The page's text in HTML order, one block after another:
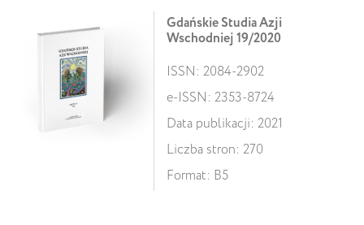
Gdańskie Studia Azji
Wschodniej 19/2020
ISSN: 2084-2902
e-ISSN: 2353-8724
Data publikacji: 2021
Liczba stron: 270
Format: B5